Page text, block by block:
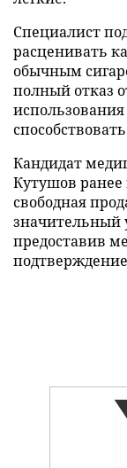
Специалист
расценивать
обычным
полный отказ
Кандидат
Кутушов
свободная
значительный
предоставив